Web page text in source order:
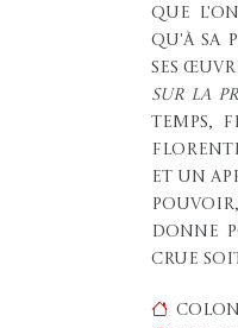
que
qu'à sa
ses
sur la
temps,
et un
donne
crue